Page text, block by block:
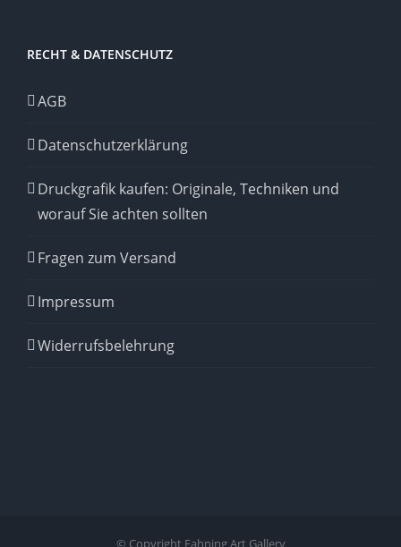
RECHT & DATENSCHUTZ
AGB
Datenschutzerklärung
Druckgrafik kaufen: Originale, Techniken und
worauf Sie achten sollten
Fragen zum Versand
Impressum
Widerrufsbelehrung
© Copyright Fahning Art Gallery